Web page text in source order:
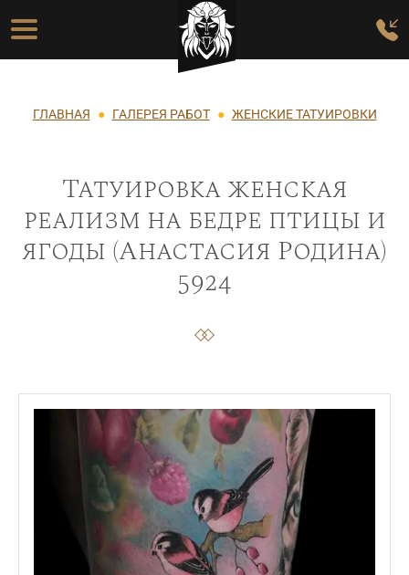
Перейти к основному содержанию
Основная навигация
Строка навигации
ГЛАВНАЯ ГАЛЕРЕЯ РАБОТ ЖЕНСКИЕ ТАТУИРОВКИ
Татуировка женская
реализм на бедре птицы и
ягоды (Анастасия Родина)
5924